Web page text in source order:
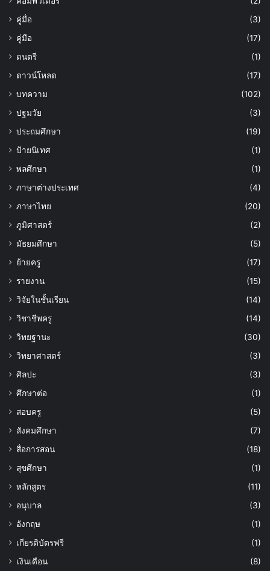
คู่มื่อ
(3)
คู่มือ
(17)
ดนตรี
(1)
ดาวน์โหลด
(17)
บทความ
(102)
ปฐมวัย
(3)
ประถมศึกษา
(19)
ป้ายนิเทศ
(1)
พลศึกษา
(1)
ภาษาต่างประเทศ
(4)
ภาษาไทย
(20)
ภูมิศาสตร์
(2)
มัธยมศึกษา
(5)
ย้ายครู
(17)
รายงาน
(15)
วิจัยในชั้นเรียน
(14)
วิชาชีพครู
(14)
วิทยฐานะ
(30)
วิทยาศาสตร์
(3)
ศิลปะ
(3)
ศึกษาต่อ
(1)
สอบครู
(5)
สังคมศึกษา
(7)
สื่อการสอน
(18)
สุขศึกษา
(1)
หลักสูตร
(11)
อนุบาล
(3)
อังกฤษ
(1)
เกียรติบัตรฟรี
(1)
เงินเดือน
(8)